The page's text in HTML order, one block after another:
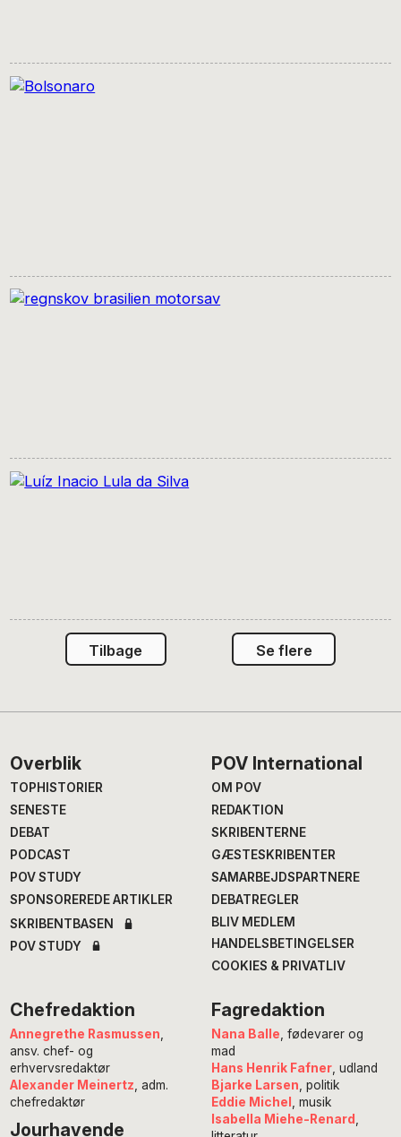
Tilbage Se flere
Footer
Overblik
TOPHISTORIER
SENESTE
DEBAT
PODCAST
POV STUDY
SPONSOREREDE ARTIKLER
SKRIBENTBASEN
POV STUDY
POV International
OM POV
REDAKTION
SKRIBENTERNE
GÆSTESKRIBENTER
SAMARBEJDSPARTNERE
DEBATREGLER
BLIV MEDLEM
HANDELSBETINGELSER
COOKIES & PRIVATLIV
Chefredaktion
Annegrethe Rasmussen
ansv. chef- og
erhvervsredaktør
Alexander Meinertz , adm.
chefredaktør
Jourhavende
Fagredaktion
Nana Balle , fødevarer og
mad
Hans Henrik Fafner, udland
Bjarke Larsen , politik
Eddie Michel
, musik
Isabella Miehe-Renard